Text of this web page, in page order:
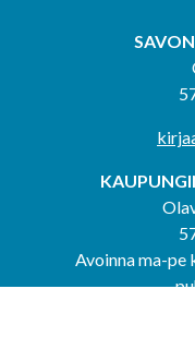
Avoinna ma-pe